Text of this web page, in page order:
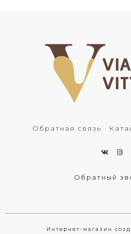
Обратная связь
Обратный
Интернет-магазин